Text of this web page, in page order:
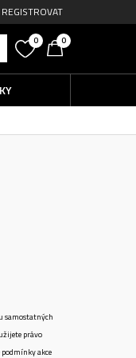
REGISTROVAT
0 0
samostatných
právo
akce